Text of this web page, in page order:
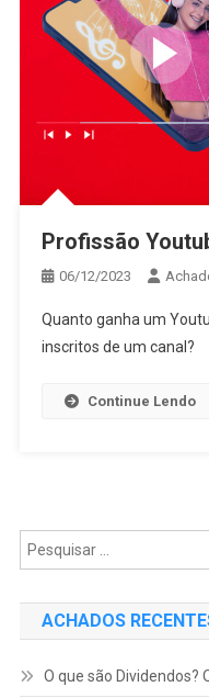
Profissão
06/12/2023
Quanto ganha um
inscritos de um canal?
Continue Lendo
ACHADOS
O que são Dividendos?